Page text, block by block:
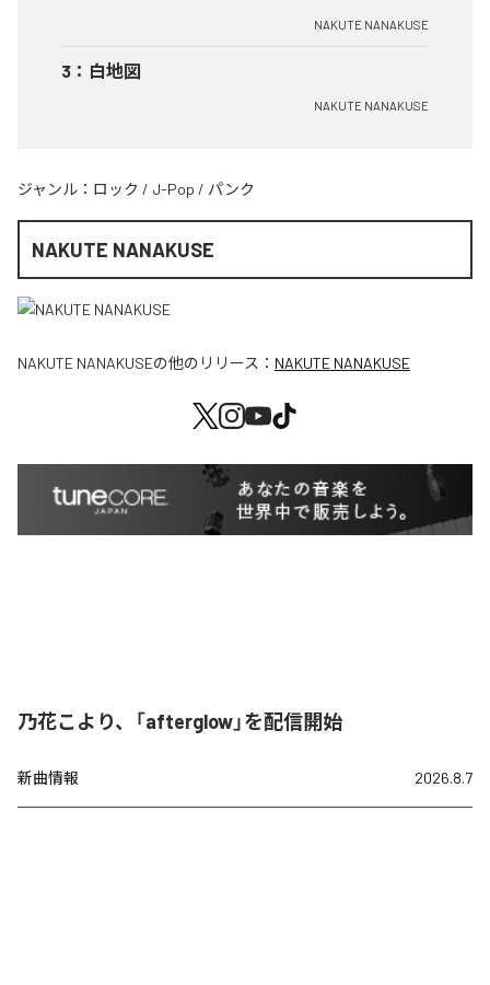
NAKUTE NANAKUSE
3 ： 白地図
NAKUTE NANAKUSE
ジャンル： ロック / J-Pop / パンク
NAKUTE NANAKUSE
NAKUTE NANAKUSEの他のリリース： NAKUTE NANAKUSE
乃花こより、「afterglow」を配信開始
新曲情報 2026.8.7